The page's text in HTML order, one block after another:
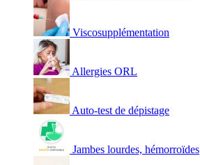
Viscosupplémentation
Allergies ORL
Auto-test de dépistage
Jambes lourdes, hémorroïdes